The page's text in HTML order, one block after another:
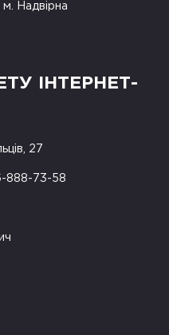
м. Надвірна
ІНТЕРНЕТ-
27
888-73-58